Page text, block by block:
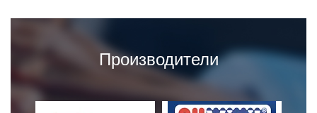
Производители